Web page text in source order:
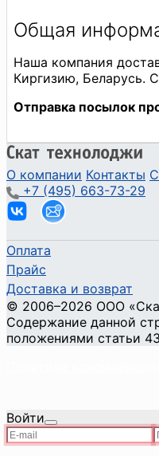
О компании Контакты
+7 (495) 663-73-29
Оплата
Прайс
Доставка и возврат
© 2006–2026 ООО
Содержание данной
положениями статьи
Войти